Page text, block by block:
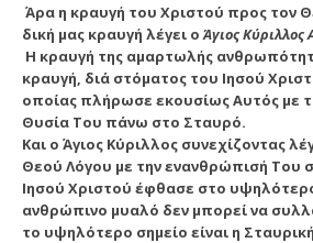
Άρα η κραυγή του Χριστού προς τον
δική μας κραυγή λέγει οΆγιος Κύριλλος
Η κραυγή της αμαρτωλής
κραυγή, διά στόματος του Ιησού
οποίας πλήρωσε εκουσίως Αυτός με
Θυσία Του πάνω στο Σταυρό.
Και ο Άγιος Κύριλλος συνεχίζοντας
Θεού Λόγου με την ενανθρώπισή
Ιησού Χριστού έφθασε στο
ανθρώπινο μυαλό δεν μπορεί να
το υψηλότερο σημείο είναι η